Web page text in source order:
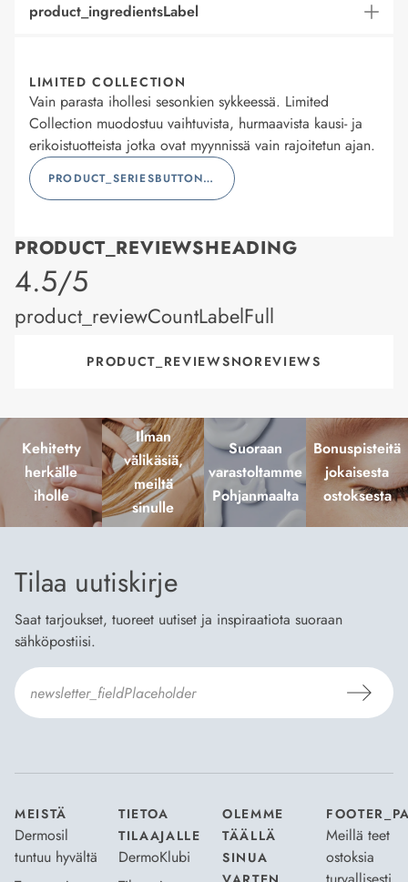
product_ingredientsLabel
LIMITED COLLECTION
Vain parasta ihollesi sesonkien sykkeessä. Limited
Collection muodostuu vaihtuvista, hurmaavista kausi- ja
erikoistuotteista jotka ovat myynnissä vain rajoitetun ajan.
PRODUCT_SERIESBUTTONLABEL
PRODUCT_REVIEWSHEADING
product_rating
4.5/5
product_reviewCountLabelFull
PRODUCT_REVIEWSNOREVIEWS
Kehitetty
herkälle
iholle
Ilman
välikäsiä,
meiltä
sinulle
Suoraan
varastoltamme
Pohjanmaalta
Bonuspisteitä
jokaisesta
ostoksesta
Tilaa uutiskirje
Saat tarjoukset, tuoreet uutiset ja inspiraatiota suoraan
sähköpostiisi.
MEISTÄ
Dermosil
tuntuu hyvältä
TIETOA
TILAAJALLE
DermoKlubi
OLEMME
TÄÄLLÄ
SINUA
Meillä teet
ostoksia